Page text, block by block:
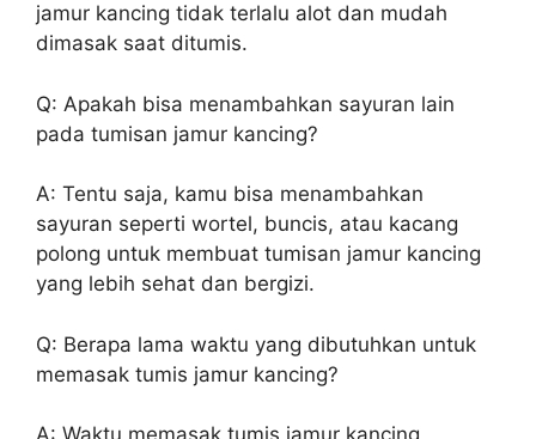
jamur kancing tidak terlalu alot dan mudah
dimasak saat ditumis.
Q: Apakah bisa menambahkan sayuran lain
pada tumisan jamur kancing?
A: Tentu saja, kamu bisa menambahkan
sayuran seperti wortel, buncis, atau kacang
polong untuk membuat tumisan jamur kancing
yang lebih sehat dan bergizi.
Q: Berapa lama waktu yang dibutuhkan untuk
memasak tumis jamur kancing?
A: Waktu memasak tumis jamur kancing